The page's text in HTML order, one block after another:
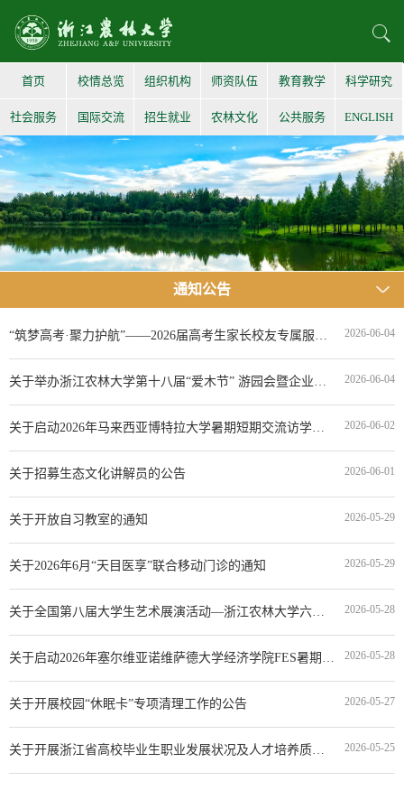
首页 校情总览 组织机构 师资队伍 教育教学 科学研究
社会服务 国际交流 招生就业 农林文化 公共服务 ENGLISH
通知公告
2026-06-04
“筑梦高考·聚力护航”——2026届高考生家长校友专属服务平台启动的通知
2026-06-04
关于举办浙江农林大学第十八届“爱木节” 游园会暨企业家进校园活动的公告
2026-06-02
关于启动2026年马来西亚博特拉大学暑期短期交流访学项目的通知
2026-06-01
关于招募生态文化讲解员的公告
2026-05-29
关于开放自习教室的通知
2026-05-29
关于2026年6月“天目医享”联合移动门诊的通知
2026-05-28
关于全国第八届大学生艺术展演活动—浙江农林大学六幺舞团“起舞万象”舞蹈主题专场演出公告
2026-05-28
关于启动2026年塞尔维亚诺维萨德大学经济学院FES暑期短期交流项目报名的通知
2026-05-27
关于开展校园“休眠卡”专项清理工作的公告
2026-05-25
关于开展浙江省高校毕业生职业发展状况及人才培养质量跟踪调查的公告